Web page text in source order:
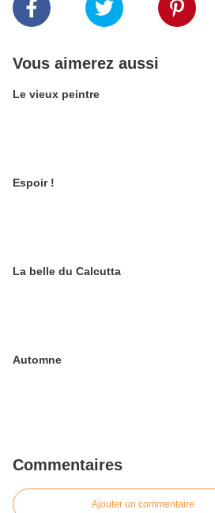
Vous aimerez aussi
Le vieux peintre
Espoir !
La belle du Calcutta
Automne
Commentaires
Ajouter un commentaire